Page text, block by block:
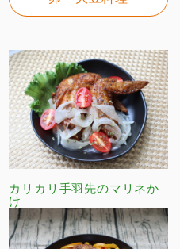
カリカリ手羽先のマリネか
け